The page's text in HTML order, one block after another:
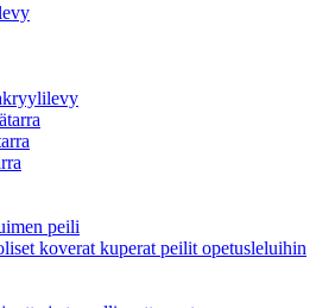
peili
koverat kuperat peilit opetusleluihin